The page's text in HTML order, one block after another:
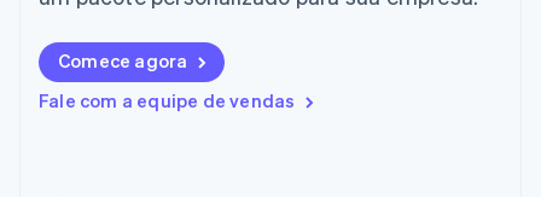
Comece agora
Fale com a equipe de vendas
Liechtenstein
Lituânia
English
Luxemburgo